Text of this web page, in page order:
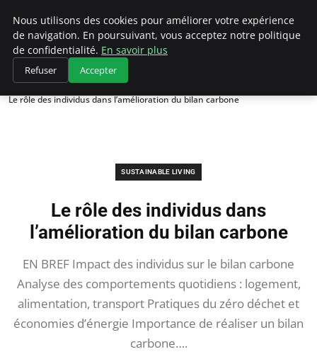
Climategatecountryclub.com
Accueil
Sustainable Living
Le rôle des individus dans l’amélioration du bilan carbone
SUSTAINABLE LIVING
Le rôle des individus dans
l’amélioration du bilan carbone
EN BREF Impact des individus sur le bilan carbone
Analyse des comportements quotidiens : logement,
alimentation, transport Pratiques du zéro déchet et
économies d’énergie Importance de réaliser un bilan
carbone….
Nous utilisons des cookies pour améliorer votre expérience
de navigation. En poursuivant, vous acceptez notre politique
de confidentialité. En savoir plus
Refuser Accepter